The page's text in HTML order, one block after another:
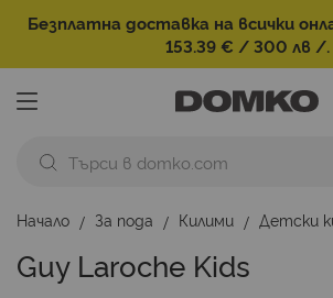
Безплатна доставка на всички
153.39 € / 300 лв /.
Начало За пода Килими Детски
Guy Laroche Kids